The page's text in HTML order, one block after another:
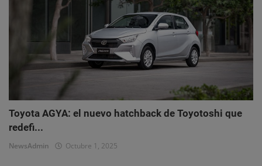
Toyota AGYA: el nuevo hatchback de Toyotoshi que
redefi...
NewsAdmin Octubre 1, 2025